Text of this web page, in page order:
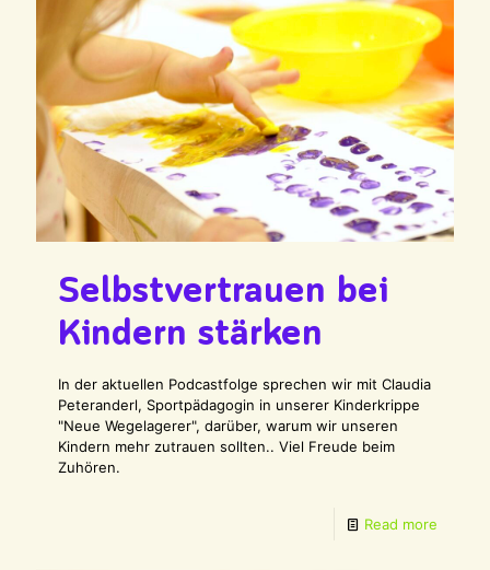
Selbstvertrauen bei
Kindern stärken
In der aktuellen Podcastfolge sprechen wir mit Claudia
Peteranderl, Sportpädagogin in unserer Kinderkrippe
"Neue Wegelagerer", darüber, warum wir unseren
Kindern mehr zutrauen sollten.. Viel Freude beim
Zuhören.
Read more